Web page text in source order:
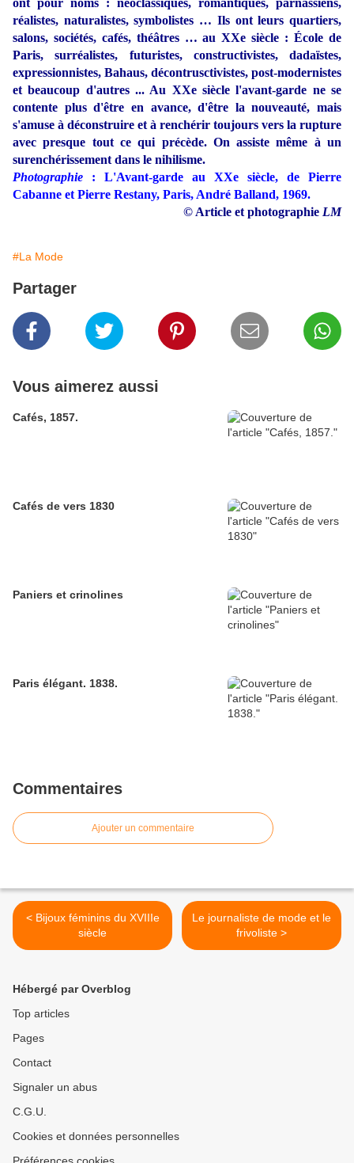
ont pour noms : néoclassiques, romantiques, parnassiens,
réalistes, naturalistes, symbolistes … Ils ont leurs quartiers,
salons, sociétés, cafés, théâtres … au XXe siècle : École de
Paris, surréalistes, futuristes, constructivistes, dadaïstes,
expressionnistes, Bahaus, décontrusctivistes, post-modernistes
et beaucoup d'autres ... Au XXe siècle l'avant-garde ne se
contente plus d'être en avance, d'être la nouveauté, mais
s'amuse à déconstruire et à renchérir toujours vers la rupture
avec presque tout ce qui précède. On assiste même à un
surenchérissement dans le nihilisme.
Photographie : L'Avant-garde au XXe siècle, de Pierre
Cabanne et Pierre Restany, Paris, André Balland, 1969.
© Article et photographie LM
#La Mode
Partager
Vous aimerez aussi
Cafés, 1857.
Cafés de vers 1830
Paniers et crinolines
Paris élégant. 1838.
Commentaires
Ajouter un commentaire
< Bijoux féminins du XVIIIe
siècle
Le journaliste de mode et le
frivoliste >
Hébergé par Overblog
Top articles
Pages
Contact
Signaler un abus
C.G.U.
Cookies et données personnelles